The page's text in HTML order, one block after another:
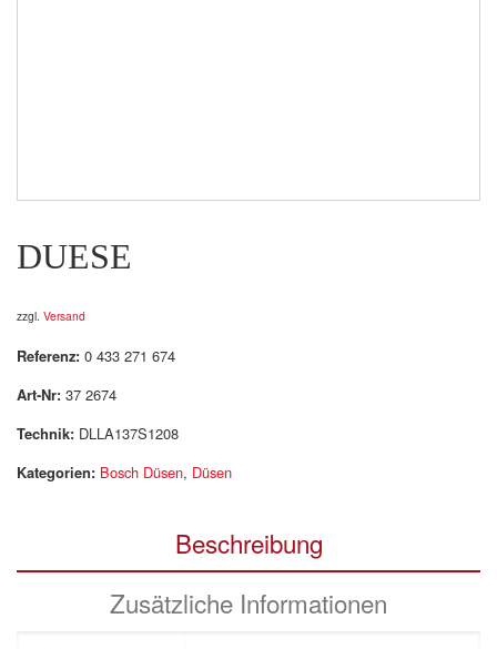
DUESE
zzgl. Versand
Referenz: 0 433 271 674
Art-Nr: 37 2674
Technik: DLLA137S1208
Kategorien: Bosch Düsen, Düsen
Beschreibung
Zusätzliche Informationen